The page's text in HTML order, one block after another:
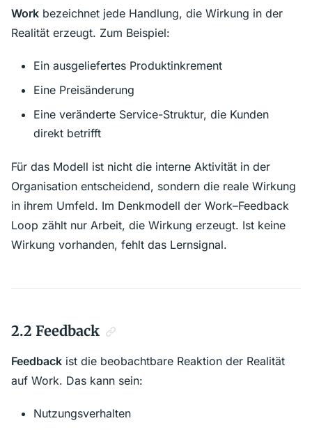
Work bezeichnet jede Handlung, die Wirkung in der
Realität erzeugt. Zum Beispiel:
Ein ausgeliefertes Produktinkrement
Eine Preisänderung
Eine veränderte Service-Struktur, die Kunden
direkt betrifft
Für das Modell ist nicht die interne Aktivität in der
Organisation entscheidend, sondern die reale Wirkung
in ihrem Umfeld. Im Denkmodell der Work–Feedback
Loop zählt nur Arbeit, die Wirkung erzeugt. Ist keine
Wirkung vorhanden, fehlt das Lernsignal.
2.2 Feedback
Feedback ist die beobachtbare Reaktion der Realität
auf Work. Das kann sein:
Nutzungsverhalten